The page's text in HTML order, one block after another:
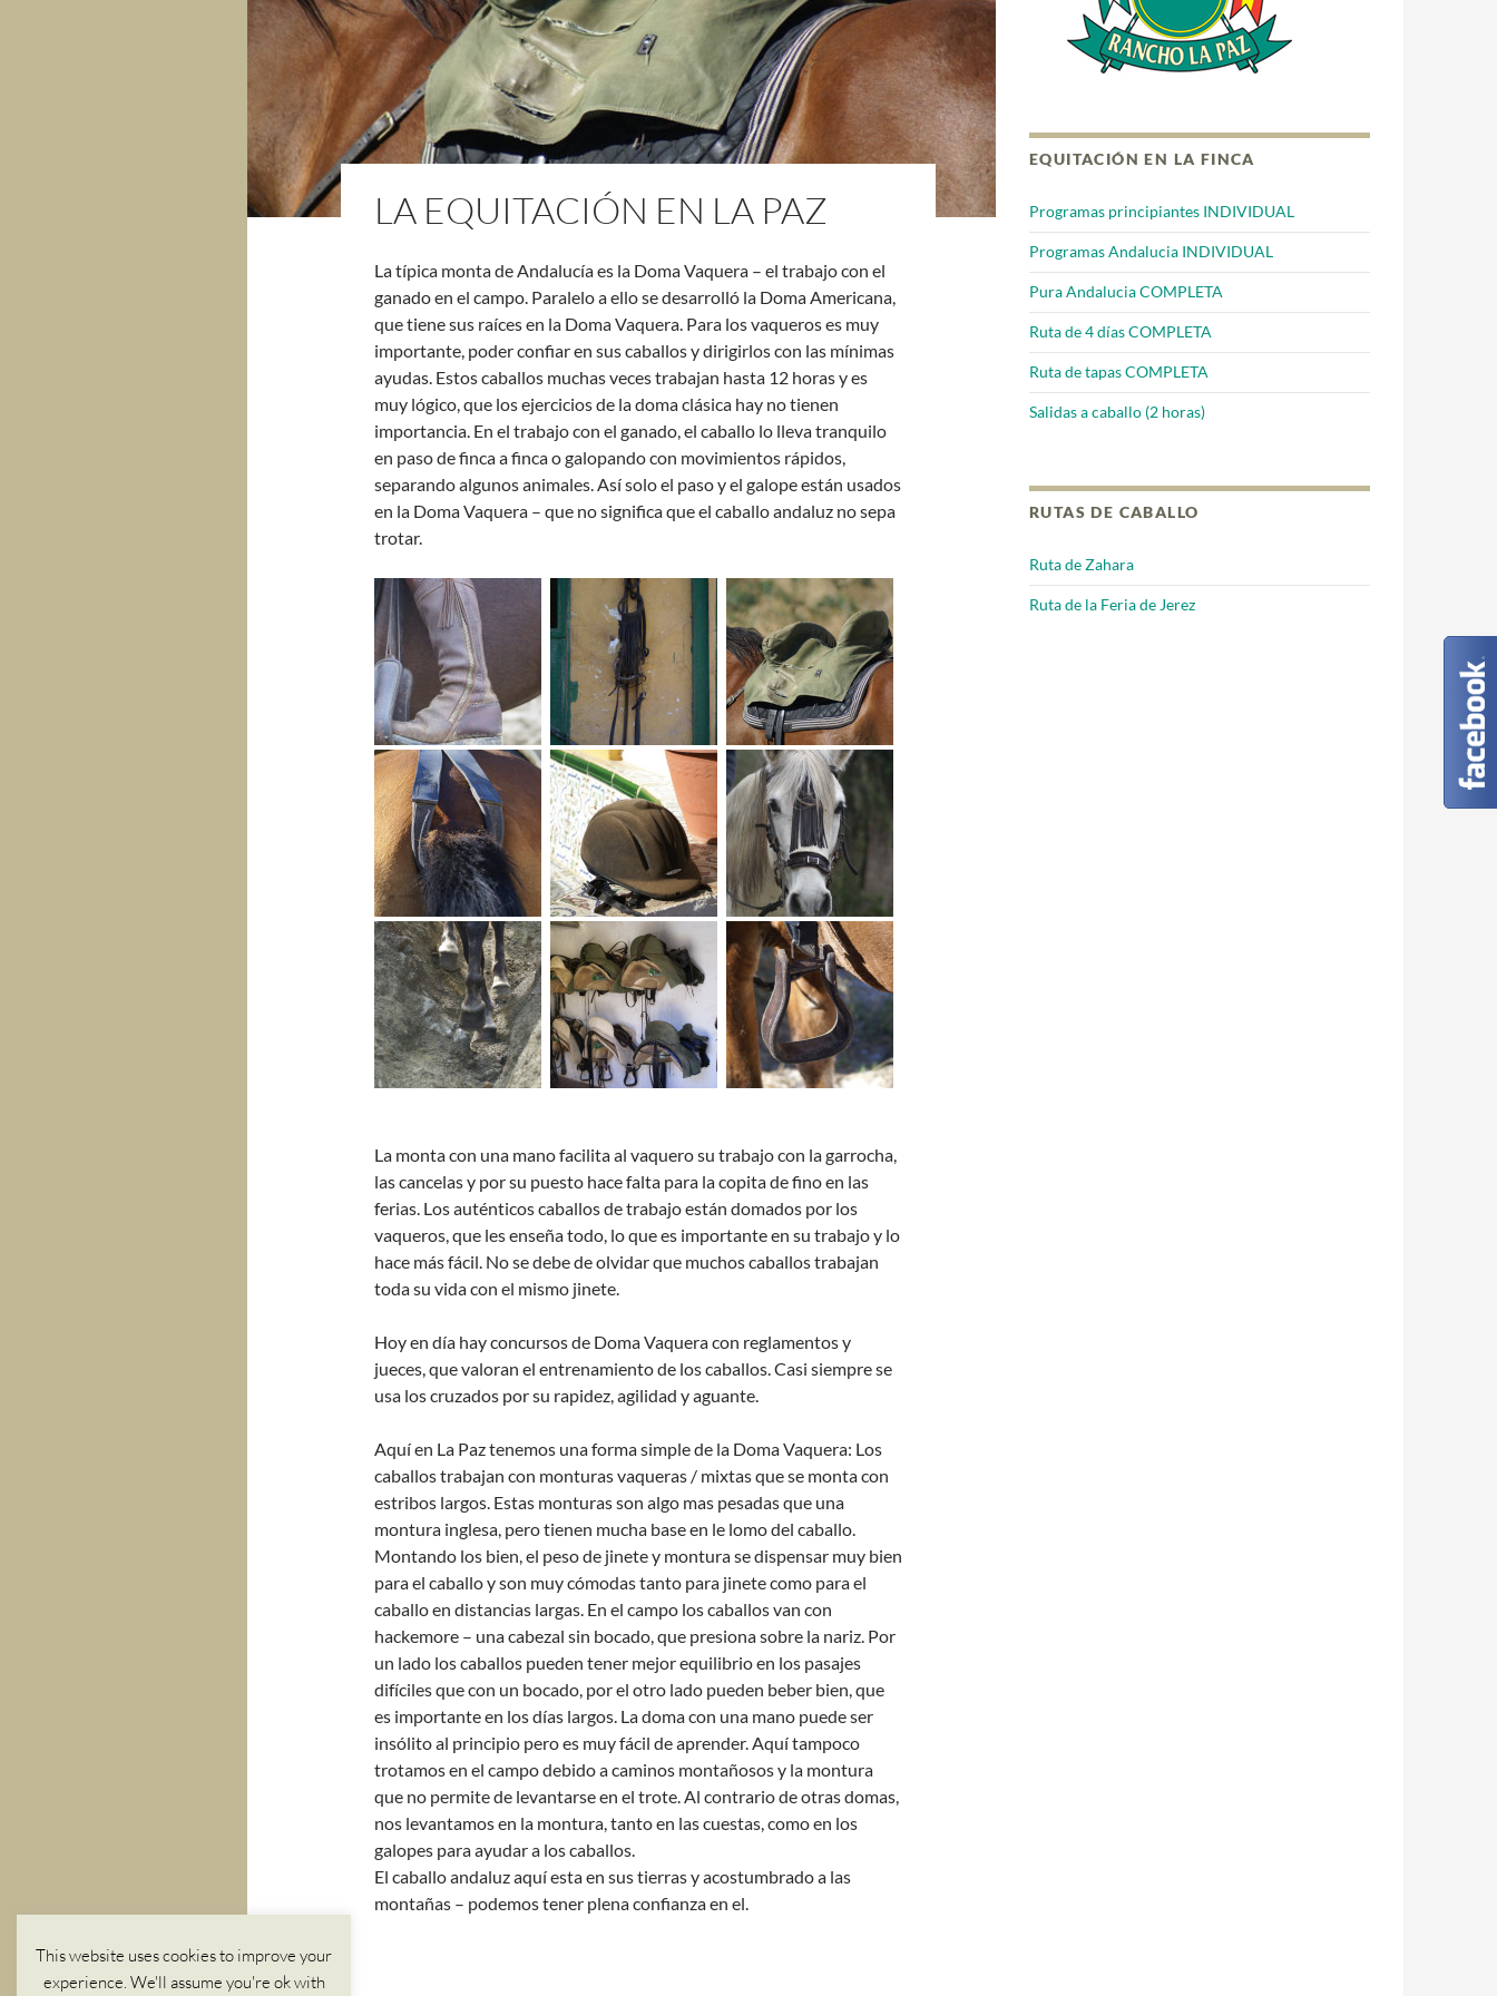
LA EQUITACIÓN EN LA PAZ
La típica monta de Andalucía es la Doma Vaquera – el trabajo con el
ganado en el campo. Paralelo a ello se desarrolló la Doma Americana,
que tiene sus raíces en la Doma Vaquera. Para los vaqueros es muy
importante, poder confiar en sus caballos y dirigirlos con las mínimas
ayudas. Estos caballos muchas veces trabajan hasta 12 horas y es
muy lógico, que los ejercicios de la doma clásica hay no tienen
importancia. En el trabajo con el ganado, el caballo lo lleva tranquilo
en paso de finca a finca o galopando con movimientos rápidos,
separando algunos animales. Así solo el paso y el galope están usados
en la Doma Vaquera – que no significa que el caballo andaluz no sepa
trotar.
La monta con una mano facilita al vaquero su trabajo con la garrocha,
las cancelas y por su puesto hace falta para la copita de fino en las
ferias. Los auténticos caballos de trabajo están domados por los
vaqueros, que les enseña todo, lo que es importante en su trabajo y lo
hace más fácil. No se debe de olvidar que muchos caballos trabajan
toda su vida con el mismo jinete.
Hoy en día hay concursos de Doma Vaquera con reglamentos y
jueces, que valoran el entrenamiento de los caballos. Casi siempre se
usa los cruzados por su rapidez, agilidad y aguante.
Aquí en La Paz tenemos una forma simple de la Doma Vaquera: Los
caballos trabajan con monturas vaqueras / mixtas que se monta con
estribos largos. Estas monturas son algo mas pesadas que una
montura inglesa, pero tienen mucha base en le lomo del caballo.
Montando los bien, el peso de jinete y montura se dispensar muy bien
para el caballo y son muy cómodas tanto para jinete como para el
caballo en distancias largas. En el campo los caballos van con
hackemore – una cabezal sin bocado, que presiona sobre la nariz. Por
un lado los caballos pueden tener mejor equilibrio en los pasajes
difíciles que con un bocado, por el otro lado pueden beber bien, que
es importante en los días largos. La doma con una mano puede ser
insólito al principio pero es muy fácil de aprender. Aquí tampoco
trotamos en el campo debido a caminos montañosos y la montura
que no permite de levantarse en el trote. Al contrario de otras domas,
nos levantamos en la montura, tanto en las cuestas, como en los
galopes para ayudar a los caballos.
El caballo andaluz aquí esta en sus tierras y acostumbrado a las
montañas – podemos tener plena confianza en el.
EQUITACIÓN EN LA FINCA
Programas principiantes INDIVIDUAL
Programas Andalucia INDIVIDUAL
Pura Andalucia COMPLETA
Ruta de 4 días COMPLETA
Ruta de tapas COMPLETA
Salidas a caballo (2 horas)
RUTAS DE CABALLO
Ruta de Zahara
Ruta de la Feria de Jerez
This website uses cookies to improve your
experience. We'll assume you're ok with